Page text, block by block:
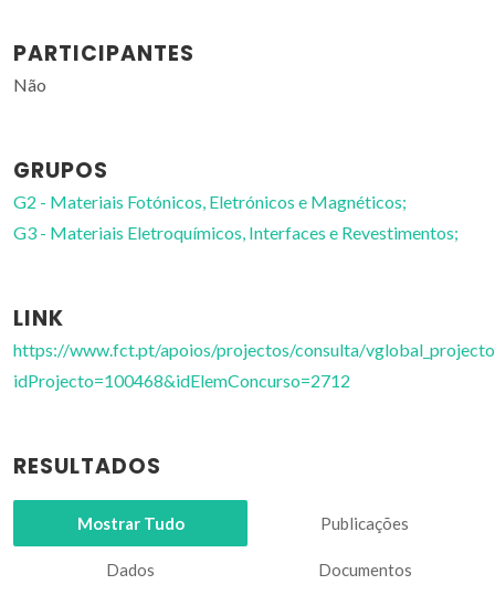
PARTICIPANTES
Não
GRUPOS
G2 - Materiais Fotónicos, Eletrónicos e Magnéticos;
G3 - Materiais Eletroquímicos, Interfaces e Revestimentos;
LINK
https://www.fct.pt/apoios/projectos/consulta/
idProjecto=100468&idElemConcurso=2712
RESULTADOS
Mostrar Tudo Publicações
Dados Documentos